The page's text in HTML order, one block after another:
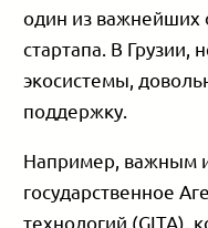
один из важнейших
стартапа. В Грузии,
экосистемы,
поддержку.
Например, важным
государственное
технологий (GITA),